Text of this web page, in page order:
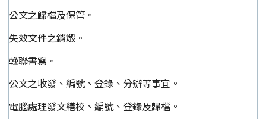
公文之歸檔及保管。
失效文件之銷燬。
輓聯書寫。
公文之收發、編號、登錄、分辦等事宜。
電腦處理發文繕校、編號、登錄及歸檔。